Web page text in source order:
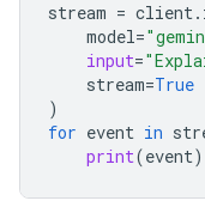
stream = client.
model=
input=
stream=True
)
for event in
print(event)